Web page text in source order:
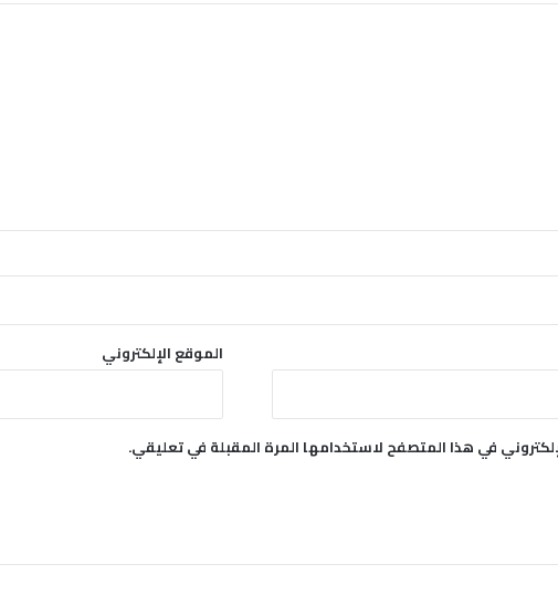
الموقع الإلكتروني
في هذا المتصفح لاستخدامها المرة المقبلة في تعليقي.